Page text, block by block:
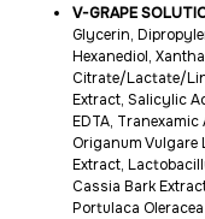
V-GRAPE
Glycerin,
Hexanediol,
Citrate/Lactate/
Extract, Salicylic
EDTA,
Origanum Vulgare
Extract,
Cassia Bark
Portulaca